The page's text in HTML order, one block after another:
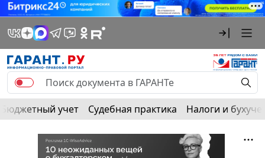
Бюджетный учет Судебная практика Налоги и